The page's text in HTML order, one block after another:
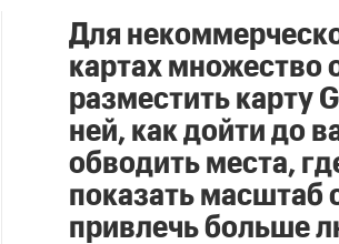
Для
картах
разместить карту
ней, как дойти до
обводить места,
показать масштаб
привлечь больше